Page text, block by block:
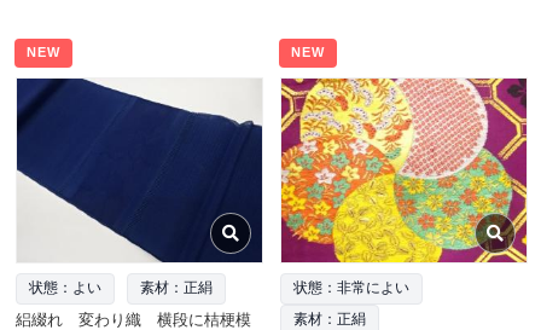
NEW
状態：よい 素材：正絹
絽綴れ 変わり織 横段に桔梗模
NEW
状態：非常によい
素材：正絹